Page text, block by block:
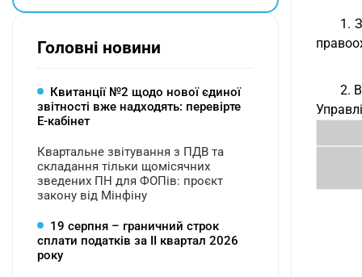
1.
2.
Головні новини
Квитанції №2 щодо нової єдиної
звітності вже надходять: перевірте
Е-кабінет
Квартальне звітування з ПДВ та
складання тільки щомісячних
зведених ПН для ФОПів: проєкт
закону від Мінфіну
19 серпня – граничний строк
сплати податків за ІI квартал 2026
року